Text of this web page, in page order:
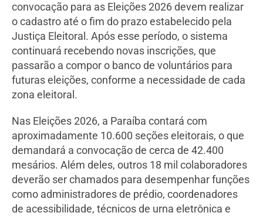
convocação para as Eleições 2026 devem realizar
o cadastro até o fim do prazo estabelecido pela
Justiça Eleitoral. Após esse período, o sistema
continuará recebendo novas inscrições, que
passarão a compor o banco de voluntários para
futuras eleições, conforme a necessidade de cada
zona eleitoral.
Nas Eleições 2026, a Paraíba contará com
aproximadamente 10.600 seções eleitorais, o que
demandará a convocação de cerca de 42.400
mesários. Além deles, outros 18 mil colaboradores
deverão ser chamados para desempenhar funções
como administradores de prédio, coordenadores
de acessibilidade, técnicos de urna eletrônica e